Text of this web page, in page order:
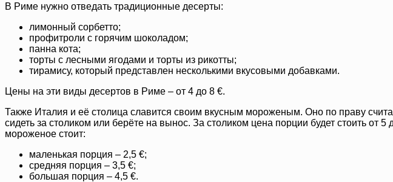
В Риме нужно отведать традиционные десерты:
лимонный сорбетто;
профитроли с горячим шоколадом;
панна кота;
торты с лесными ягодами и торты из рикотты;
тирамису, который представлен несколькими вкусовыми добавками.
Цены на эти виды десертов в Риме – от 4 до 8 €.
Также Италия и её столица славится своим вкусным мороженым. Оно по праву
сидеть за столиком или берёте на вынос. За столиком цена порции будет стоить от
мороженое стоит:
маленькая порция – 2,5 €;
средняя порция – 3,5 €;
большая порция – 4,5 €.